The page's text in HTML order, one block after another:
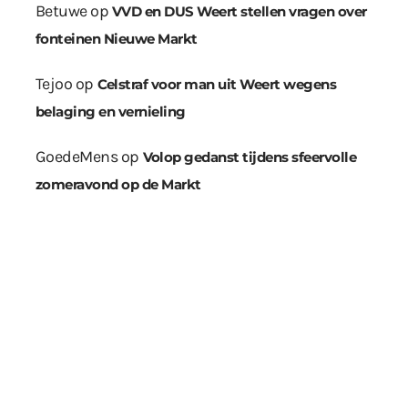
Betuweop VVD en DUS Weert stellen vragen over
fonteinen Nieuwe Markt
Tejoo op Celstraf voor man uit Weert wegens
belaging en vernieling
GoedeMensop Volop gedanst tijdens sfeervolle
zomeravond op de Markt